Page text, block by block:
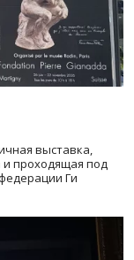
выставка,
проходящая под
Ги